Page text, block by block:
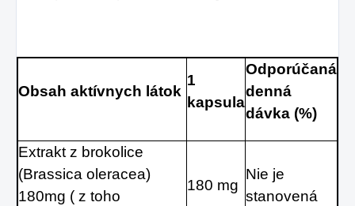
Obsah aktívnych látok
1
kapsula
Odporúčaná
denná
dávka (%)
Extrakt z brokolice
(Brassica oleracea)
180mg ( z toho
180 mg
Nie je
stanovená